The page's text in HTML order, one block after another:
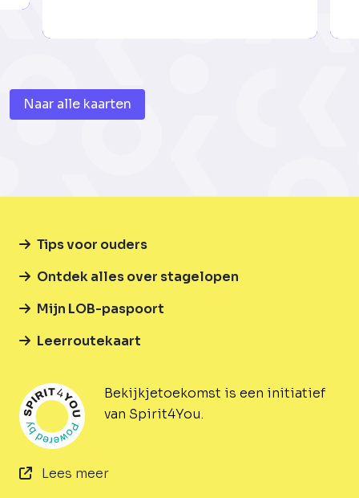
Naar alle kaarten
Bekijkjetoekomst is een initiatief
van Spirit4You.
Lees meer
Tips voor ouders
Ontdek alles over stagelopen
Mijn LOB-paspoort
Leerroutekaart